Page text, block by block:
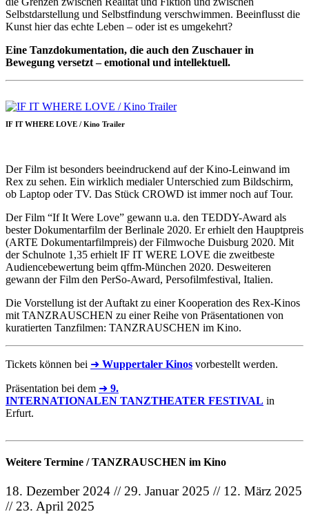
Selbstdarstellung und Selbstfindung verschwimmen. Beeinflusst die
Kunst hier das echte Leben – oder ist es umgekehrt?
Eine Tanzdokumentation, die auch den Zuschauer in
Bewegung versetzt – emotional und intellektuell.
IF IT WHERE LOVE / Kino Trailer
Der Film ist besonders beeindruckend auf der Kino-Leinwand im
Rex zu sehen. Ein wirklich medialer Unterschied zum Bildschirm,
ob Laptop oder TV. Das Stück CROWD ist immer noch auf Tour.
Der Film “If It Were Love” gewann u.a. den TEDDY-Award als
bester Dokumentarfilm der Berlinale 2020. Er erhielt den Hauptpreis
(ARTE Dokumentarfilmpreis) der Filmwoche Duisburg 2020. Mit
der Schulnote 1,35 erhielt IF IT WERE LOVE die zweitbeste
Audiencebewertung beim qffm-München 2020. Desweiteren
gewann der Film den PerSo-Award, Persofilmfestival, Italien.
Die Vorstellung ist der Auftakt zu einer Kooperation des Rex-Kinos
mit TANZRAUSCHEN zu einer Reihe von Präsentationen von
kuratierten Tanzfilmen: TANZRAUSCHEN im Kino.
Tickets können bei ➜ Wuppertaler Kinos vorbestellt werden.
Präsentation bei dem ➜ 9.
INTERNATIONALEN TANZTHEATER FESTIVAL in
Erfurt.
Weitere Termine / TANZRAUSCHEN im Kino
18. Dezember 2024 // 29. Januar 2025 // 12. März 2025
// 23. April 2025